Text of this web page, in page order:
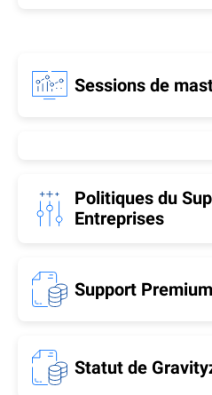
Sessions de
Politiques du
Entreprises
Support Premium
Statut de